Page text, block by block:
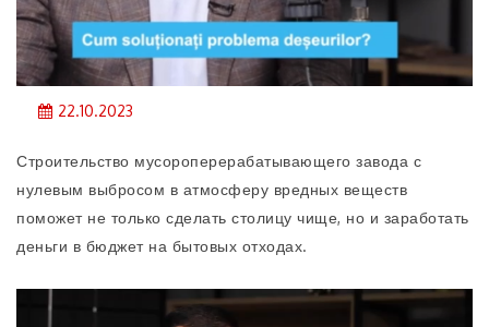
22.10.2023
Строительство мусороперерабатывающего завода с
нулевым выбросом в атмосферу вредных веществ
поможет не только сделать столицу чище, но и заработать
деньги в бюджет на бытовых отходах.